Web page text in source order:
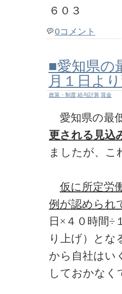
６０３
0コメント
■愛知県の
月１日よ
政策・制度 給与計算 賃金
愛知県の最
更される見込
ましたが、こ
仮に所定労
例が認められ
日×４０時間÷
り上げ）とな
から自社はい
しておかなく